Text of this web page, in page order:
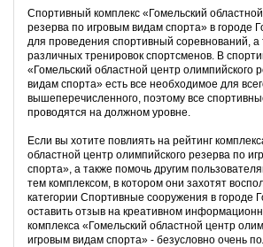
Спортивный комплекс «Гомельский
резерва по игровым видам спорта» в городе
для проведения спортивный соревнований, а
различных тренировок спортсменов. В
«Гомельский областной центр олимпийского
видам спорта» есть все необходимое для
вышеперечисленного, поэтому все
проводятся на должном уровне.
Если вы хотите повлиять на рейтинг
областной центр олимпийского резерва по
спорта», а также помочь другим
тем комплексом, в котором они захотят
категории Спортивные сооружения в городе
оставить отзыв на креативном
комплекса «Гомельский областной центр
игровым видам спорта» - безусловно очень